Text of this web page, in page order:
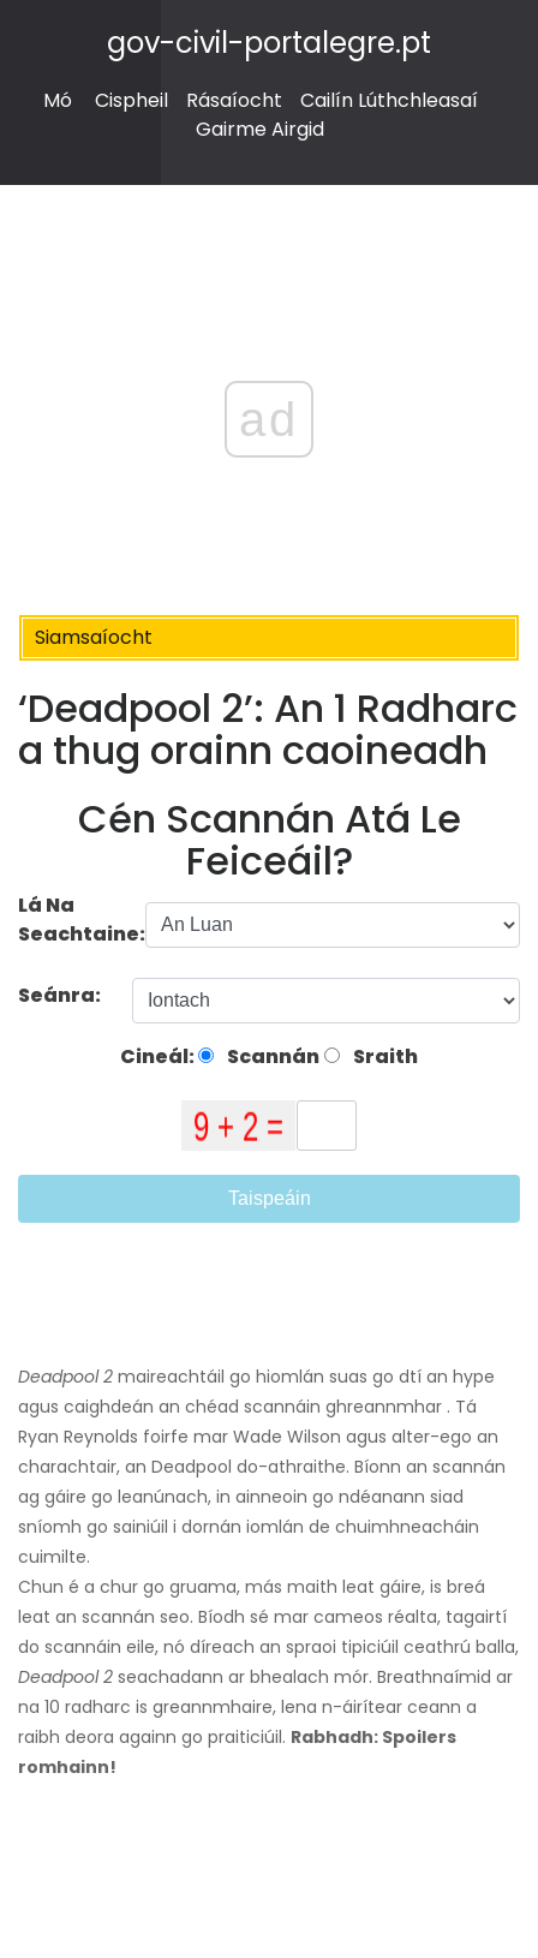
gov-civil-portalegre.pt
Mó Cispheil Rásaíocht
Cailín Lúthchleasaí
Gairme Airgid
ad
Siamsaíocht
‘Deadpool 2’: An 1 Radharc
a thug orainn caoineadh
Cén Scannán Atá Le
Feiceáil?
Lá Na
Seachtaine:
Seánra:
Cineál: Scannán Sraith
Taispeáin
Deadpool 2 maireachtáil go hiomlán suas go dtí an hype
agus caighdeán an chéad scannáin ghreannmhar . Tá
Ryan Reynolds foirfe mar Wade Wilson agus alter-ego an
charachtair, an Deadpool do-athraithe. Bíonn an scannán
ag gáire go leanúnach, in ainneoin go ndéanann siad
sníomh go sainiúil i dornán iomlán de chuimhneacháin
cuimilte.
Chun é a chur go gruama, más maith leat gáire, is breá
leat an scannán seo. Bíodh sé mar cameos réalta, tagairtí
do scannáin eile, nó díreach an spraoi tipiciúil ceathrú balla,
Deadpool 2 seachadann ar bhealach mór. Breathnaímid ar
na 10 radharc is greannmhaire, lena n-áirítear ceann a
raibh deora againn go praiticiúil. Rabhadh: Spoilers
romhainn!